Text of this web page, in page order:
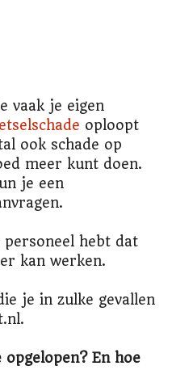
vaak je eigen
oploopt
ook schade op
meer kunt doen.
je een
hebt dat
kan werken.
je in zulke gevallen
En hoe